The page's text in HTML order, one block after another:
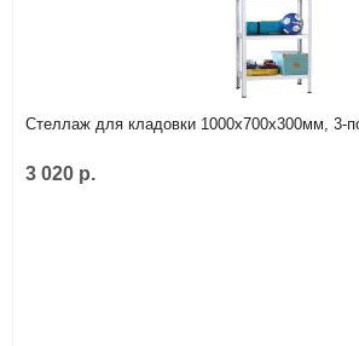
Стеллаж для кладовки 1000х700х300мм, 3-
3 020 р.